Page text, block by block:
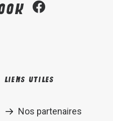
Liens utiles
Nos partenaires